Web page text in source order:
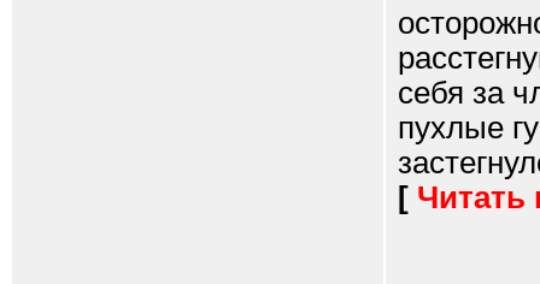
себя за
пухлые
[ Читать